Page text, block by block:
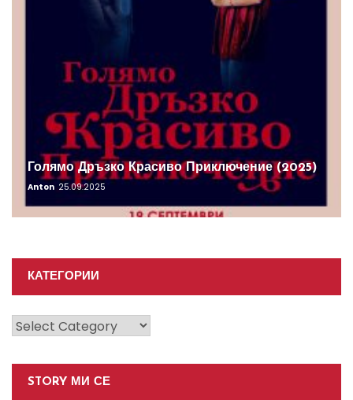
Голямо Дръзко Красиво Приключение (2025)
Anton 25.09.2025
КАТЕГОРИИ
Категории
STORY МИ СЕ